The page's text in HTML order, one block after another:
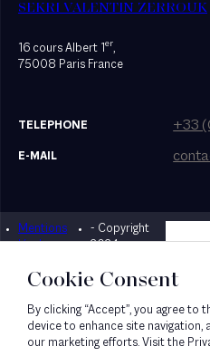
SEKRI VALENTIN ZERROUK
16 cours Albert 1er,
75008 Paris France
TELEPHONE +33
E-MAIL
Mentions
légales
- Copyright
2024
Cookie Consent
By clicking “Accept”, you agree to
device to enhance site navigation,
our marketing efforts. Visit the